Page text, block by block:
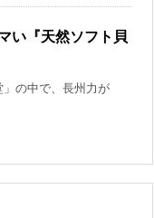
い『天然ソフト貝
の中で、長州力が